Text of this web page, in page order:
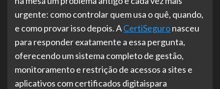
urgente: como controlar quem usa o quê, quando,
e como provar isso depois. ACertiSeguronasceu
para responder exatamente a essa pergunta,
oferecendo um sistema completo de gestão,
monitoramento e restrição de acessos a sites e
aplicativos com certificados digitaispara